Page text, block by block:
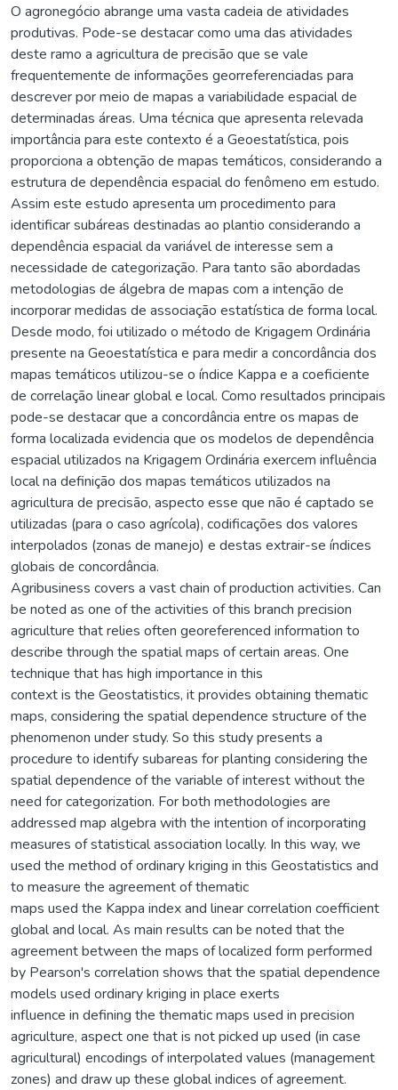
O agronegócio abrange uma vasta cadeia de atividades
produtivas. Pode-se destacar como uma das atividades
deste ramo a agricultura de precisão que se vale
frequentemente de informações georreferenciadas para
descrever por meio de mapas a variabilidade espacial de
determinadas áreas. Uma técnica que apresenta relevada
importância para este contexto é a Geoestatística, pois
proporciona a obtenção de mapas temáticos, considerando a
estrutura de dependência espacial do fenômeno em estudo.
Assim este estudo apresenta um procedimento para
identificar subáreas destinadas ao plantio considerando a
dependência espacial da variável de interesse sem a
necessidade de categorização. Para tanto são abordadas
metodologias de álgebra de mapas com a intenção de
incorporar medidas de associação estatística de forma local.
Desde modo, foi utilizado o método de Krigagem Ordinária
presente na Geoestatística e para medir a concordância dos
mapas temáticos utilizou-se o índice Kappa e a coeficiente
de correlação linear global e local. Como resultados principais
pode-se destacar que a concordância entre os mapas de
forma localizada evidencia que os modelos de dependência
espacial utilizados na Krigagem Ordinária exercem influência
local na definição dos mapas temáticos utilizados na
agricultura de precisão, aspecto esse que não é captado se
utilizadas (para o caso agrícola), codificações dos valores
interpolados (zonas de manejo) e destas extrair-se índices
globais de concordância.
Agribusiness covers a vast chain of production activities. Can
be noted as one of the activities of this branch precision
agriculture that relies often georeferenced information to
describe through the spatial maps of certain areas. One
technique that has high importance in this
context is the Geostatistics, it provides obtaining thematic
maps, considering the spatial dependence structure of the
phenomenon under study. So this study presents a
procedure to identify subareas for planting considering the
spatial dependence of the variable of interest without the
need for categorization. For both methodologies are
addressed map algebra with the intention of incorporating
measures of statistical association locally. In this way, we
used the method of ordinary kriging in this Geostatistics and
to measure the agreement of thematic
maps used the Kappa index and linear correlation coefficient
global and local. As main results can be noted that the
agreement between the maps of localized form performed
by Pearson's correlation shows that the spatial dependence
models used ordinary kriging in place exerts
influence in defining the thematic maps used in precision
agriculture, aspect one that is not picked up used (in case
agricultural) encodings of interpolated values (management
zones) and draw up these global indices of agreement.